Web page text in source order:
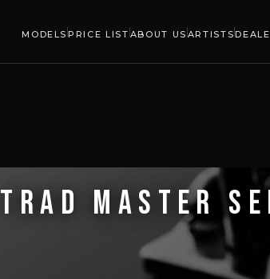
MODELS PRICE LIST ABOUT US ARTISTS
TRAD MASTER